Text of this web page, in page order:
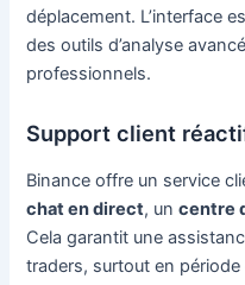
déplacement. L’interface
des outils d’analyse
professionnels.
Support client
Binance offre un service
chat en direct, uncentre
Cela garantit une
traders, surtout en